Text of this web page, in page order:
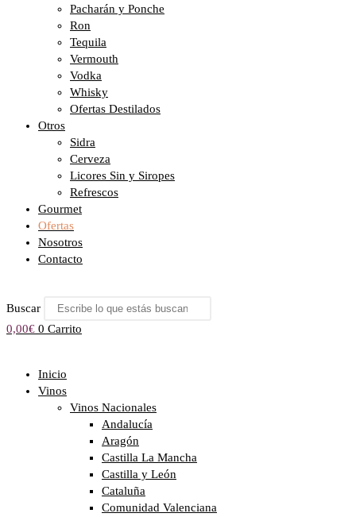
Pacharán y Ponche
Ron
Tequila
Vermouth
Vodka
Whisky
Ofertas Destilados
Otros
Sidra
Cerveza
Licores Sin y Siropes
Refrescos
Gourmet
Ofertas
Nosotros
Contacto
Buscar
0,00€ 0 Carrito
Inicio
Vinos
Vinos Nacionales
Andalucía
Aragón
Castilla La Mancha
Castilla y León
Cataluña
Comunidad Valenciana